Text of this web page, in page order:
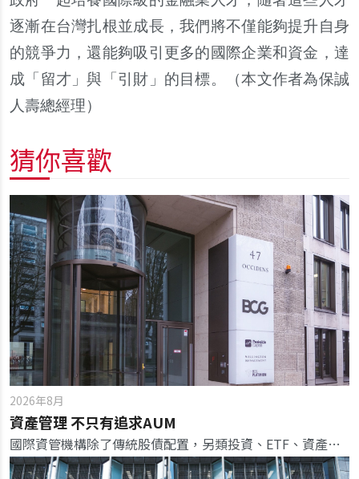
逐漸在台灣扎根並成長，我們將不僅能夠提升自身
的競爭力，還能夠吸引更多的國際企業和資金，達
成「留才」與「引財」的目標。（本文作者為保誠
人壽總經理）
猜你喜歡
2026年8月
資產管理 不只有追求AUM
國際資管機構除了傳統股債配置，另類投資、ETF、資產代幣化等也開始吸引投資人目光，透過信託、跨境資產配置，打造頂級專屬方案，全面搶客。